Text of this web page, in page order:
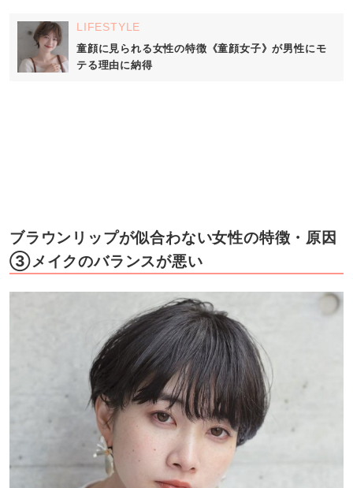
LIFESTYLE
童顔に見られる女性の特徴《童顔女子》が男性にモ
テる理由に納得
ブラウンリップが似合わない女性の特徴・原因
③メイクのバランスが悪い